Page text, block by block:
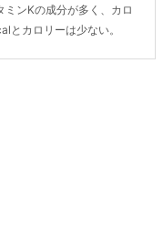
ンKの成分が多く、カロ
とカロリーは少ない。